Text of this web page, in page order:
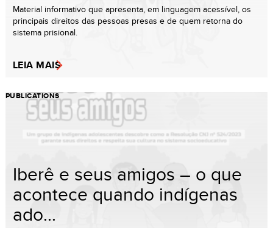
Material informativo que apresenta, em linguagem acessível, os
principais direitos das pessoas presas e de quem retorna do
sistema prisional.
LEIA MAIS
PUBLICATIONS
Iberê e seus amigos – o que
acontece quando indígenas
ado...